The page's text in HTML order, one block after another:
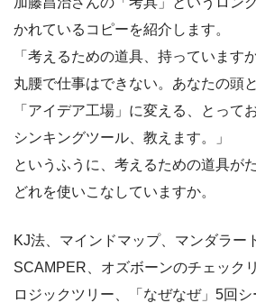
かれているコピーを紹介します。
「考えるための道具、持っています
丸腰で仕事はできない。あなたの頭
「アイデア工場」に変える、とって
シンキングツール、教えます。」
というふうに、考えるための道具が
どれを使いこなしていますか。
KJ法、マインドマップ、マンダラー
SCAMPER、オズボーンのチェック
ロジックツリー、「なぜなぜ」5回シ